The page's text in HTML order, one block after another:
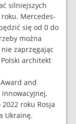
silniejszych
Mercedes-
się od 0 do
można
zaprzęgając
architekt
and
innowacyjnej,
roku Rosja
Ukrainę.